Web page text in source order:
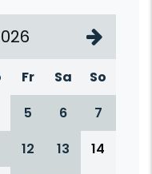
Fr Sa
So
5 6
7
12 13
14